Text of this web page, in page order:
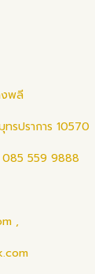
งพลี
ทรปราการ 10570
559 9888
,